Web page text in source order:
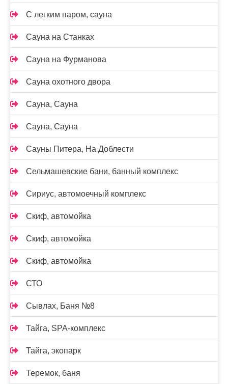
С легким паром, сауна
Сауна на Станках
Сауна на Фурманова
Сауна охотного двора
Сауна, Сауна
Сауна, Сауна
Сауны Питера, На Доблести
Сельмашевские бани, банный комплекс
Сириус, автомоечный комплекс
Скиф, автомойка
Скиф, автомойка
Скиф, автомойка
СТО
Сывлах, Баня №8
Тайга, SPA-комплекс
Тайга, экопарк
Теремок, баня